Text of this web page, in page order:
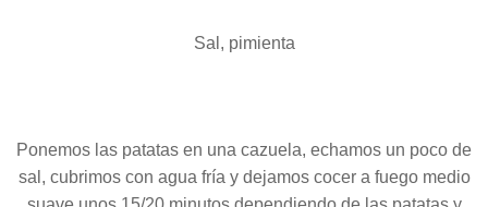
Sal, pimienta
Ponemos las patatas en una cazuela, echamos un poco de
sal, cubrimos con agua fría y dejamos cocer a fuego medio